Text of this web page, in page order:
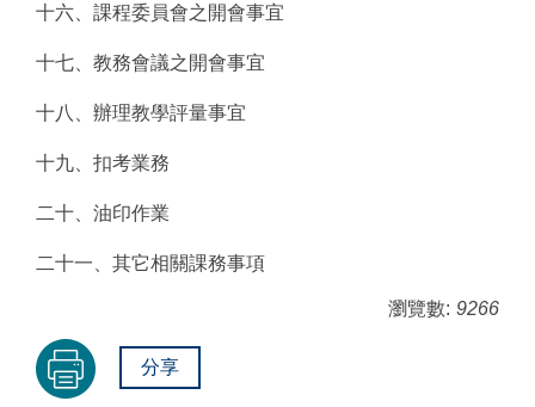
十六、課程委員會之開會事宜
十七、教務會議之開會事宜
十八、辦理教學評量事宜
十九、扣考業務
二十、油印作業
二十一、其它相關課務事項
瀏覽數: 9266
分享